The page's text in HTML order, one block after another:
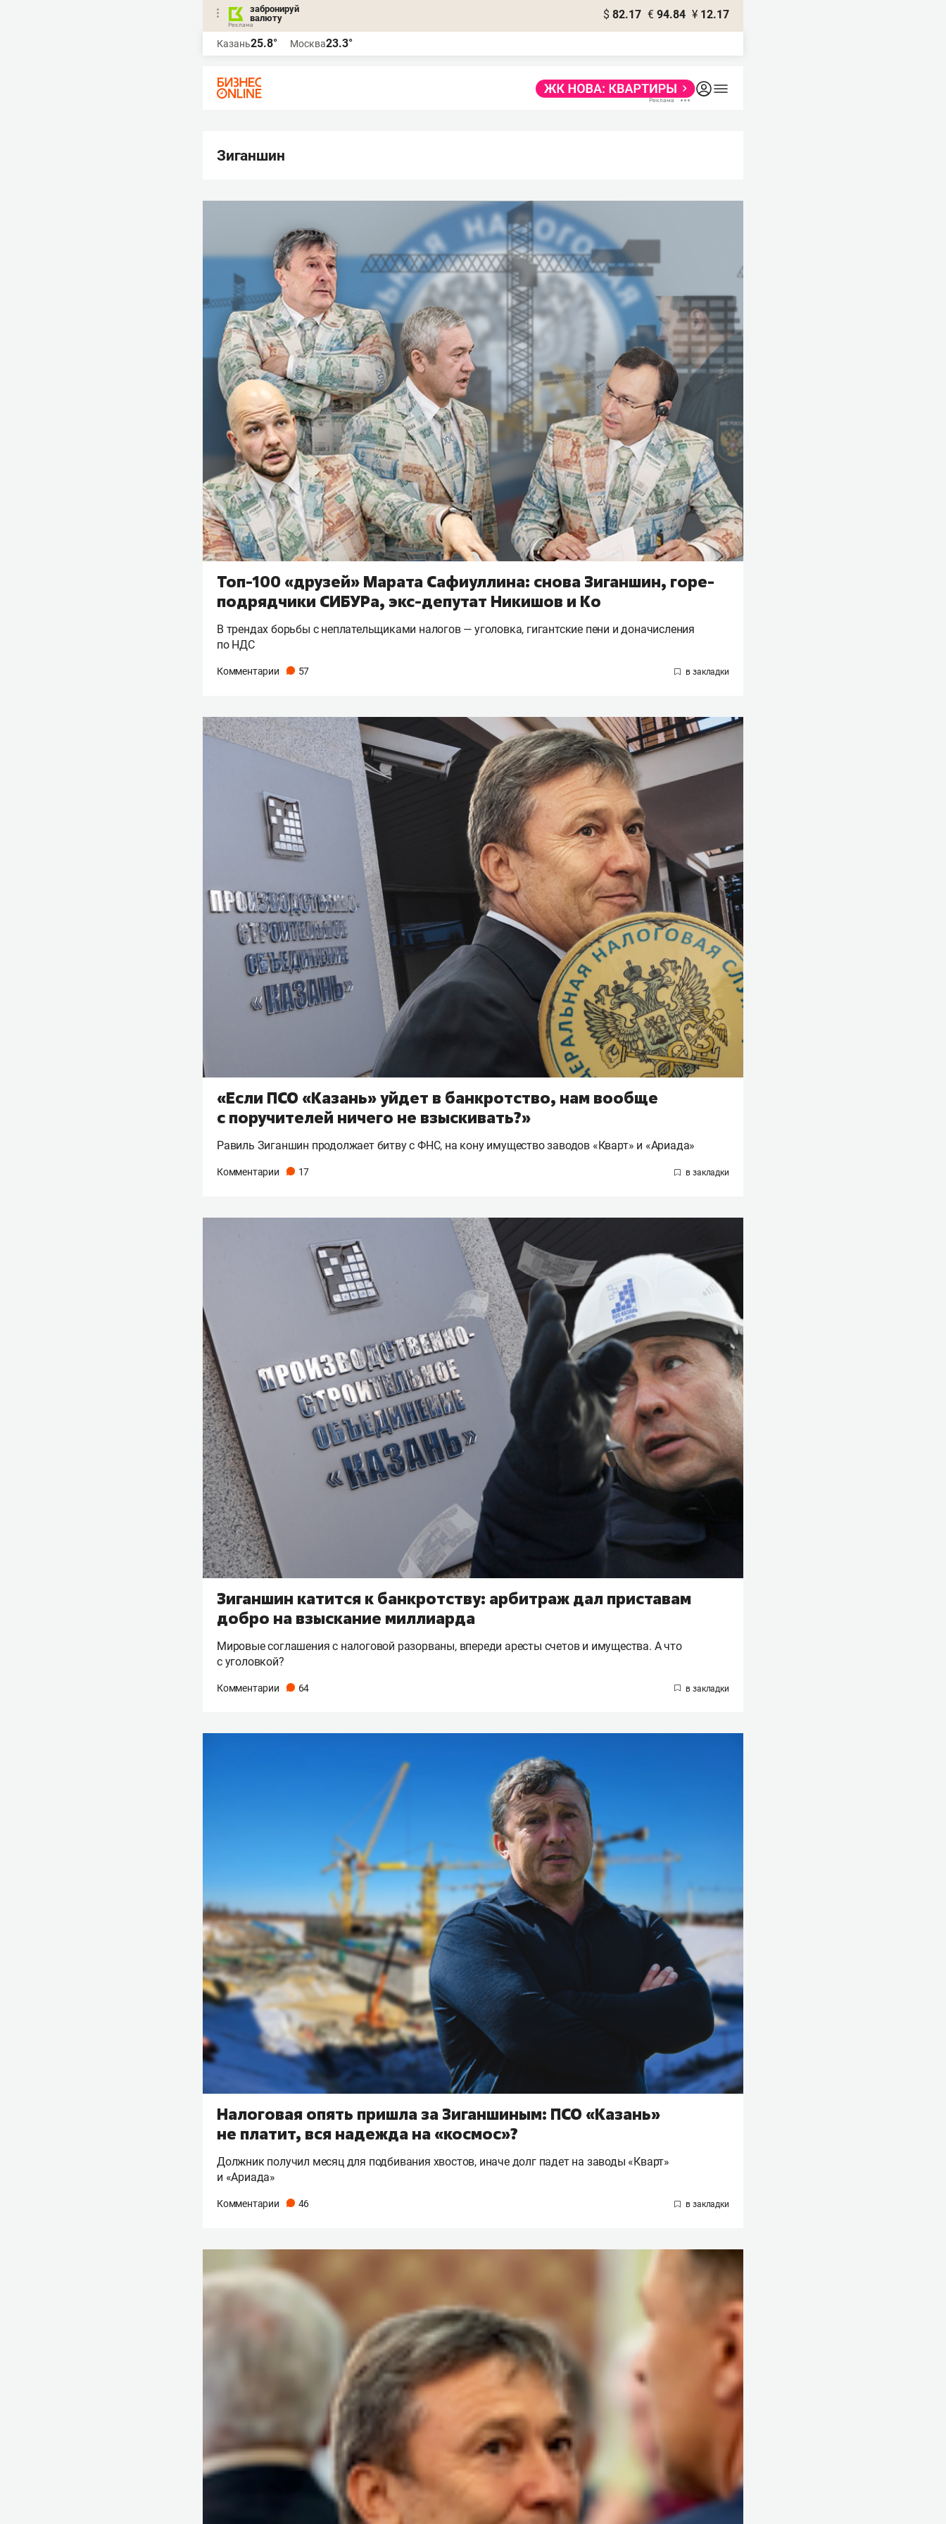
забронируй
валюту
$ 82.17 € 94.84 ¥ 12.17
Казань25.8° Москва23.3°
Зиганшин
Топ-100 «друзей» Марата Сафиуллина: снова Зиганшин, горе-
подрядчики СИБУРа, экс-депутат Никишов и Ко
В трендах борьбы с неплательщиками налогов — уголовка, гигантские пени и доначисления
по НДС
Комментарии 57
«Если ПСО «Казань» уйдет в банкротство, нам вообще
с поручителей ничего не взыскивать?»
Равиль Зиганшин продолжает битву с ФНС, на кону имущество заводов «Кварт» и «Ариада»
Комментарии 17
Зиганшин катится к банкротству: арбитраж дал приставам
добро на взыскание миллиарда
Мировые соглашения с налоговой разорваны, впереди аресты счетов и имущества. А что
с уголовкой?
Комментарии 64
Налоговая опять пришла за Зиганшиным: ПСО «Казань»
не платит, вся надежда на «космос»?
Должник получил месяц для подбивания хвостов, иначе долг падет на заводы «Кварт»
и «Ариада»
Комментарии 46